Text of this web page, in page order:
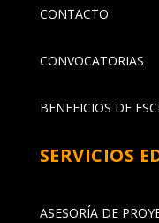
CONTACTO
CONVOCATORIAS
BENEFICIOS DE
SERVICIOS
ASESORÍA DE